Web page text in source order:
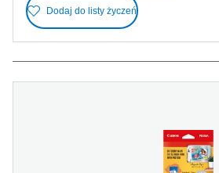
Dodaj do listy życzeń